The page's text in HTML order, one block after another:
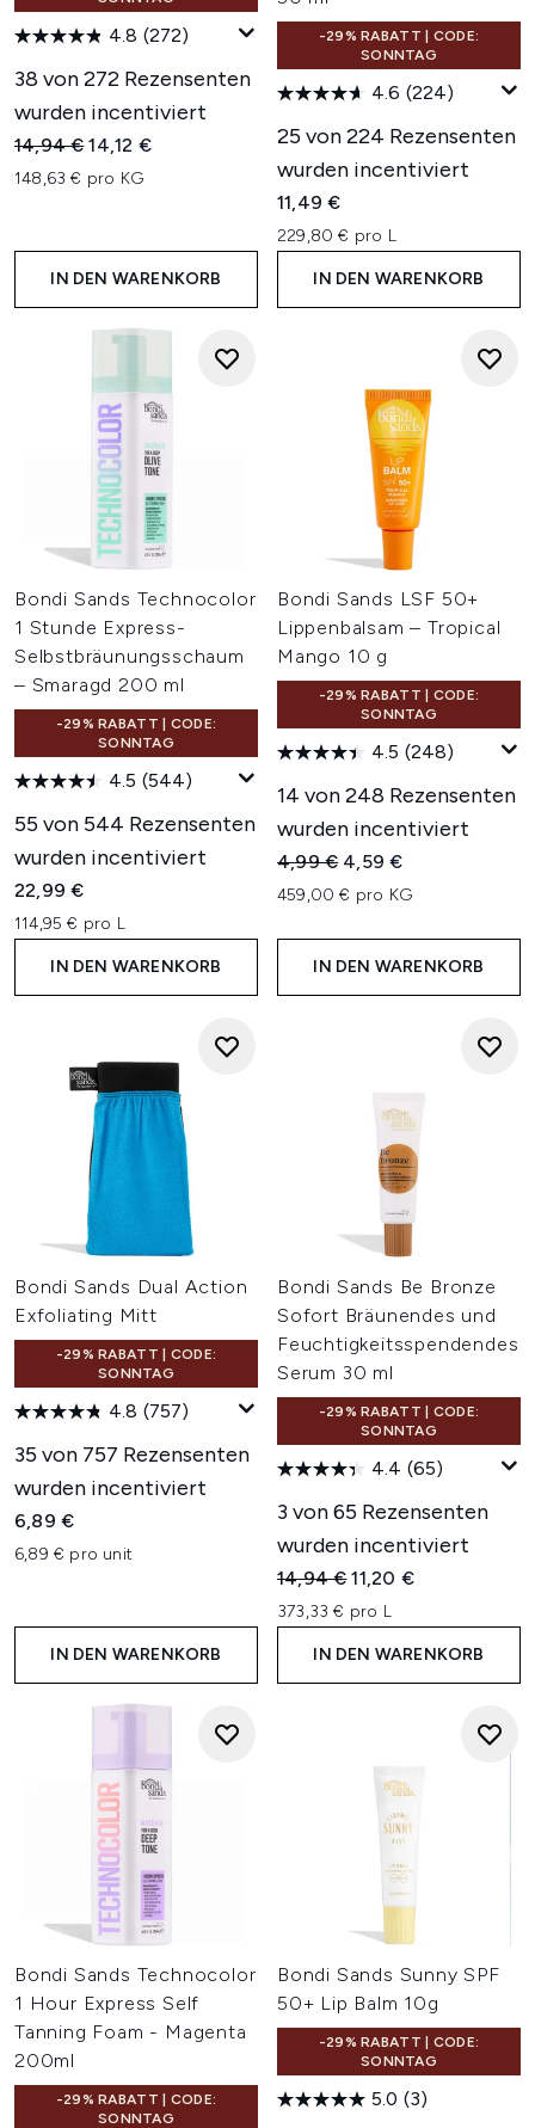
4.8 (272)
38 von 272 Rezensenten
wurden incentiviert
Unverbindliche Preisempfehlung:
14,94 €Aktueller Preis:
14,12 €
148,63 € pro KG
IN DEN WARENKORB
-29% RABATT | CODE:
SONNTAG
4.6 (224)
25 von 224 Rezensenten
wurden incentiviert
11,49 €
229,80 € pro L
IN DEN WARENKORB
Bondi Sands Technocolor
1 Stunde Express-
Selbstbräunungsschaum
– Smaragd 200 ml
-29% RABATT | CODE:
SONNTAG
4.5 (544)
55 von 544 Rezensenten
wurden incentiviert
22,99 €
114,95 € pro L
IN DEN WARENKORB
Bondi Sands LSF 50+
Lippenbalsam – Tropical
Mango 10 g
-29% RABATT | CODE:
SONNTAG
4.5 (248)
14 von 248 Rezensenten
wurden incentiviert
Unverbindliche
4,99 € Aktueller Preis:
4,59 €
459,00 € pro KG
IN DEN WARENKORB
Bondi Sands Dual Action
Exfoliating Mitt
-29% RABATT | CODE:
SONNTAG
4.8 (757)
35 von 757 Rezensenten
wurden incentiviert
6,89 €
6,89 € pro unit
IN DEN WARENKORB
Bondi Sands Be Bronze
Sofort Bräunendes und
Feuchtigkeitsspendendes
Serum 30 ml
-29% RABATT | CODE:
SONNTAG
4.4 (65)
3 von 65 Rezensenten
wurden incentiviert
Unverbindliche
14,94 €Aktueller Preis:
11,20 €
373,33 € pro L
IN DEN WARENKORB
Bondi Sands Technocolor
1 Hour Express Self
Tanning Foam - Magenta
200ml
-29% RABATT | CODE:
SONNTAG
Bondi Sands Sunny SPF
50+ Lip Balm 10g
-29% RABATT | CODE:
SONNTAG
5.0 (3)